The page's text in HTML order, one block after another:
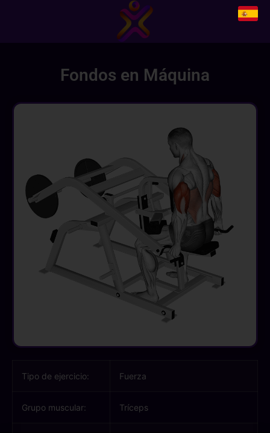
Fondos en Máquina
Tipo de ejercicio: Fuerza
Grupo muscular: Tríceps